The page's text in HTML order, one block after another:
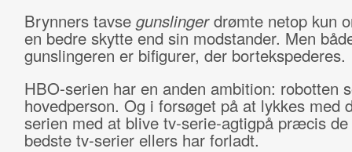
Brynners tavse gunslingerdrømte netop kun
en bedre skytte end sin modstander. Men
gunslingeren er bifigurer, der bortekspederes.
HBO-serien har en anden ambition: robotten
hovedperson. Og i forsøget på at lykkes med
serien med at blive tv-serie-agtigpå præcis de
bedste tv-serier ellers har forladt.